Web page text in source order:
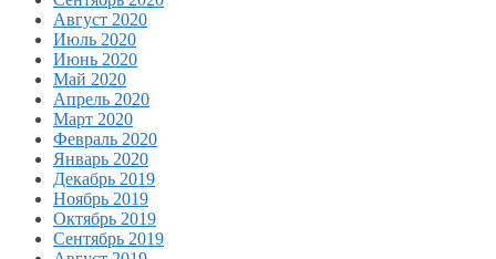
Август 2020
Июль 2020
Июнь 2020
Май 2020
Апрель 2020
Март 2020
Февраль 2020
Январь 2020
Декабрь 2019
Ноябрь 2019
Октябрь 2019
Сентябрь 2019